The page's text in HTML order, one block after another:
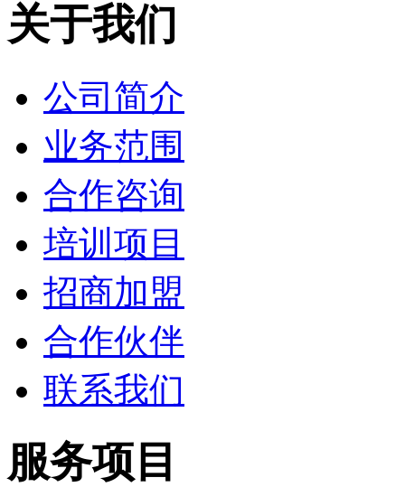
关于我们
公司简介
业务范围
合作咨询
培训项目
招商加盟
合作伙伴
联系我们
服务项目